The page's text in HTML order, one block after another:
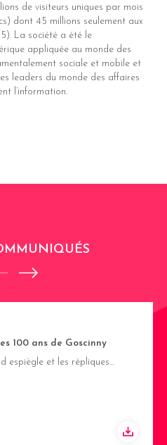
de visiteurs uniques par mois
dont 45 millions seulement aux
La société a été le
appliquée au monde des
sociale et mobile et
leaders du monde des affaires
l’information.
100 ans de Goscinny
espiègle et les répliques…